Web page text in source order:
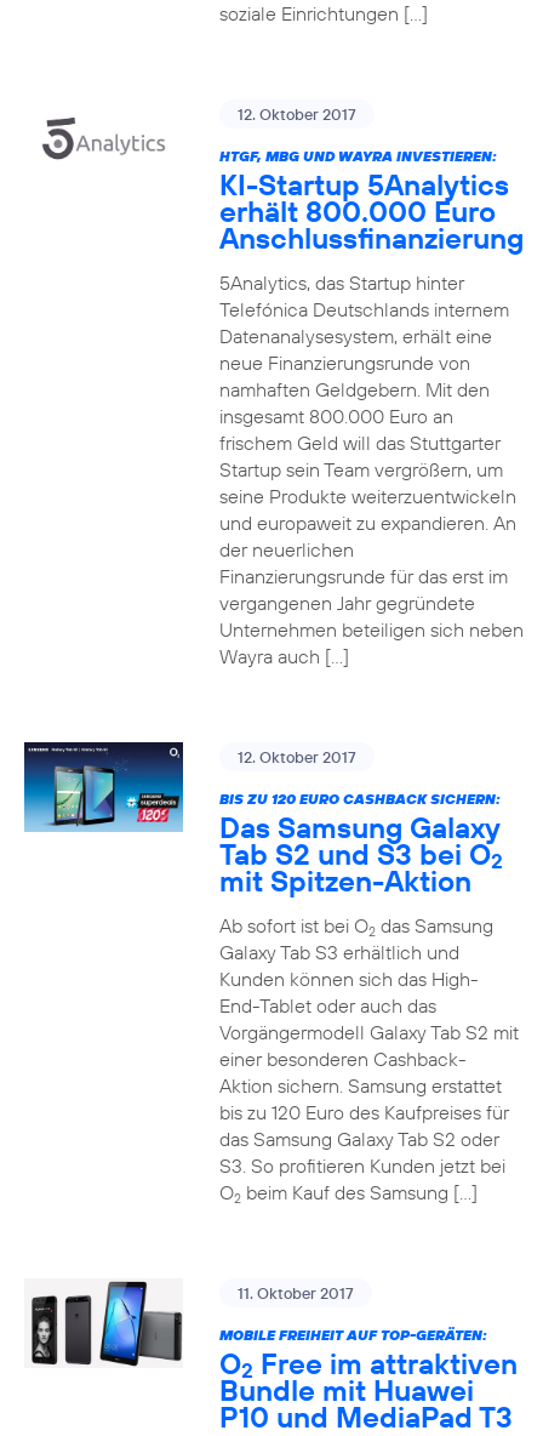
soziale Einrichtungen […]
12. Oktober 2017
HTGF, MBG UND WAYRA INVESTIEREN:
KI-Startup 5Analytics
erhält 800.000 Euro
Anschlussfinanzierung
5Analytics, das Startup hinter
Telefónica Deutschlands internem
Datenanalysesystem, erhält eine
neue Finanzierungsrunde von
namhaften Geldgebern. Mit den
insgesamt 800.000 Euro an
frischem Geld will das Stuttgarter
Startup sein Team vergrößern, um
seine Produkte weiterzuentwickeln
und europaweit zu expandieren. An
der neuerlichen
Finanzierungsrunde für das erst im
vergangenen Jahr gegründete
Unternehmen beteiligen sich neben
Wayra auch […]
12. Oktober 2017
BIS ZU 120 EURO CASHBACK SICHERN:
Das Samsung Galaxy
Tab S2 und S3 bei O2
mit Spitzen-Aktion
Ab sofort ist bei O2das Samsung
Galaxy Tab S3 erhältlich und
Kunden können sich das High-
End-Tablet oder auch das
Vorgängermodell Galaxy Tab S2 mit
einer besonderen Cashback-
Aktion sichern. Samsung erstattet
bis zu 120 Euro des Kaufpreises für
das Samsung Galaxy Tab S2 oder
S3. So profitieren Kunden jetzt bei
O2beim Kauf des Samsung […]
11. Oktober 2017
MOBILE FREIHEIT AUF TOP-GERÄTEN:
O2 Free im attraktiven
Bundle mit Huawei
P10 und MediaPad T3